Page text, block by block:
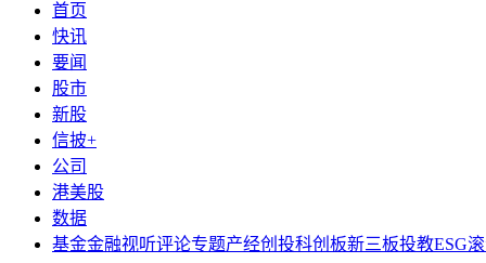
首页
快讯
要闻
股市
新股
信披+
公司
港美股
数据
基金金融视听评论专题产经创投科创板新三板投教ESG